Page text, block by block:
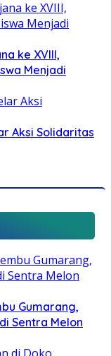
ke XVIII,
Menjadi
Aksi Solidaritas
Gumarang,
Sentra Melon